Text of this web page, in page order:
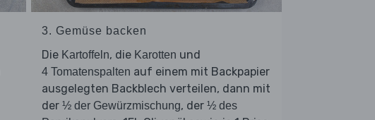
3. Gemüse backen
Die Kartoffeln, die Karotten und
4 Tomatenspalten auf einem mit Backpapier
ausgelegten Backblech verteilen, dann mit
der ½ der Gewürzmischung, der ½ des